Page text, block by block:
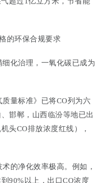
的环保合规要求
化治理，一氧化碳已成为
量标准》已将CO列为六
邯郸，山西临汾等地已出
头CO排放浓度红线），
的净化效率极高。例如，
90%以上，出口CO浓度